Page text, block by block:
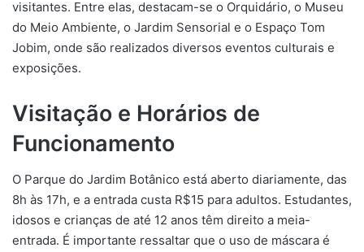
visitantes. Entre elas, destacam-se o Orquidário, o Museu
do Meio Ambiente, o Jardim Sensorial e o Espaço Tom
Jobim, onde são realizados diversos eventos culturais e
exposições.
Visitação e Horários de
Funcionamento
O Parque do Jardim Botânico está aberto diariamente, das
8h às 17h, e a entrada custa R$15 para adultos. Estudantes,
idosos e crianças de até 12 anos têm direito a meia-
entrada. É importante ressaltar que o uso de máscara é